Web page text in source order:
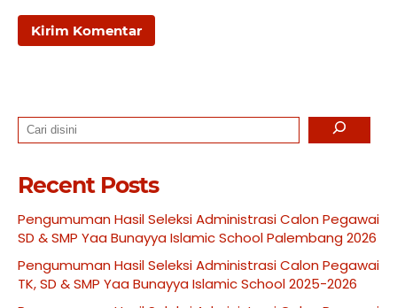
Search
Recent Posts
Pengumuman Hasil Seleksi Administrasi Calon Pegawai
SD & SMP Yaa Bunayya Islamic School Palembang 2026
Pengumuman Hasil Seleksi Administrasi Calon Pegawai
TK, SD & SMP Yaa Bunayya Islamic School 2025-2026